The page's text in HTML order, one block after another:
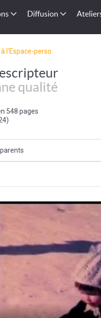
Diffusion
l'Espace-perso
qualité
548 pages